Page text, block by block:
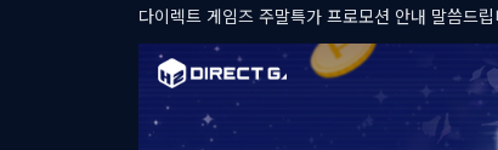
다이렉트 게임즈 주말특가 프로모션 안내 말씀드